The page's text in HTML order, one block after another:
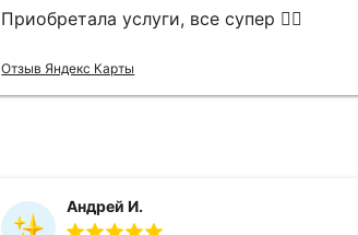
Приобретала услуги, все супер 👌🏻
Отзыв Яндекс Карты
Андрей И.